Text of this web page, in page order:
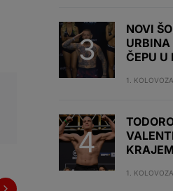
NOVI
ČEPU U
1.
1.